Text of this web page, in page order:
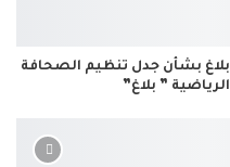
بلاغ بشأن جدل تنظيم الصحافة
الرياضية ” بلاغ”